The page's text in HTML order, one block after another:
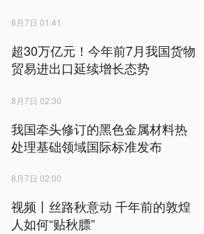
8月7日 01:41
超30万亿元！今年前7月我国货物
贸易进出口延续增长态势
8月7日 02:30
我国牵头修订的黑色金属材料热
处理基础领域国际标准发布
8月7日 02:00
视频丨丝路秋意动 千年前的敦煌
人如何“贴秋膘”